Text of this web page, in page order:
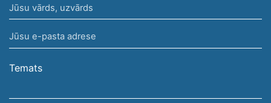
Jūsu
vārds,
uzvārds
Jūsu
e-
pasta
Temats